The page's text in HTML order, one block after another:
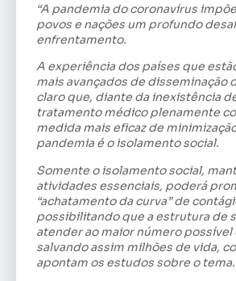
“A pandemia do coronavírus
povos e nações um profundo
enfrentamento.
A experiência dos países que
mais avançados de disseminação
claro que, diante da inexistência
tratamento médico plenamente
medida mais eficaz de
pandemia é o isolamento social.
Somente o isolamento social,
atividades essenciais, poderá
“achatamento da curva” de
possibilitando que a estrutura de
atender ao maior número possível
salvando assim milhões de vida,
apontam os estudos sobre o tema.